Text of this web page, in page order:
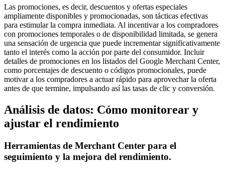
Las promociones, es decir, descuentos y ofertas especiales
ampliamente disponibles y promocionadas, son tácticas efectivas
para estimular la compra inmediata. Al incentivar a los compradores
con promociones temporales o de disponibilidad limitada, se genera
una sensación de urgencia que puede incrementar significativamente
tanto el interés como la acción por parte del consumidor. Incluir
detalles de promociones en los listados del Google Merchant Center,
como porcentajes de descuento o códigos promocionales, puede
motivar a los compradores a actuar rápido para aprovechar la oferta
antes de que termine, impulsando así las tasas de clic y conversión.
Análisis de datos: Cómo monitorear y
ajustar el rendimiento
Herramientas de Merchant Center para el
seguimiento y la mejora del rendimiento.